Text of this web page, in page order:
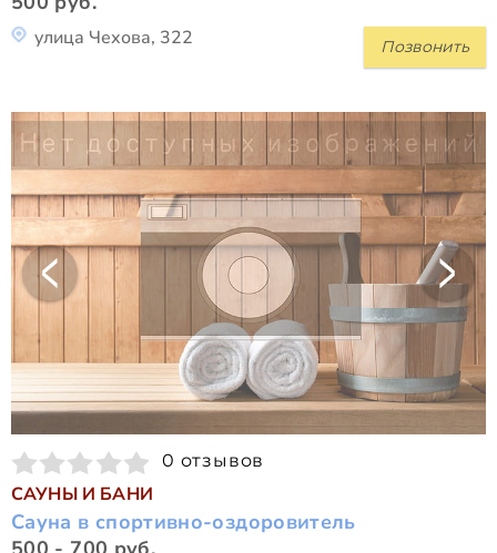
Позвонить
улица Чехова, 322
0 отзывов
САУНЫ И БАНИ
Сауна в спортивно-оздоровитель